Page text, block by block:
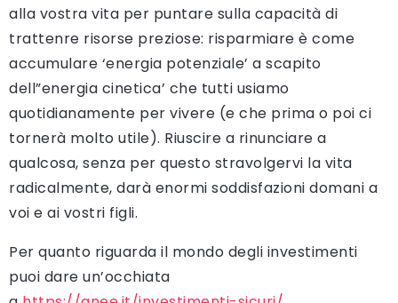
alla vostra vita per puntare sulla capacità di
trattenre risorse preziose: risparmiare è come
accumulare ‘energia potenziale’ a scapito
dell”energia cinetica’ che tutti usiamo
quotidianamente per vivere (e che prima o poi ci
tornerà molto utile). Riuscire a rinunciare a
qualcosa, senza per questo stravolgervi la vita
radicalmente, darà enormi soddisfazioni domani a
voi e ai vostri figli.
Per quanto riguarda il mondo degli investimenti
puoi dare un’occhiata